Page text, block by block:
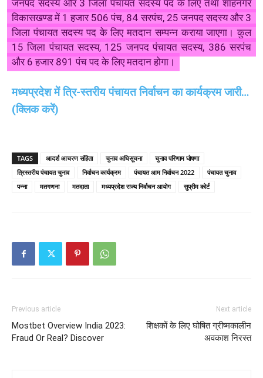
जनपद सदस्य और 3 जिला पंचायत सदस्य पद के लिए तथा शाहनगर
विकासखण्ड में 1 हजार 506 पंच, 84 सरपंच, 25 जनपद सदस्य और 3
जिला पंचायत सदस्य पद के लिए मतदान सम्पन्न कराया जाएगा। कुल
15 जिला पंचायत सदस्य, 125 जनपद पंचायत सदस्य, 386 सरपंच
और 6 हजार 891 पंच पद के लिए मतदान होगा।
मध्यप्रदेश में त्रि-स्तरीय पंचायत निर्वाचन का कार्यक्रम जारी…
(क्लिक करें)
TAGS आदर्श आचरण संहिता चुनाव अधिसूचना
चुनाव परिणाम घोषणा
त्रिस्तरीय पंचायत चुनाव
निर्वाचन कार्यक्रम पंचायत आम निर्वाचन 2022
पंचायत चुनाव
पन्ना
मतगणना मतदाता मध्यप्रदेश राज्य निर्वाचन आयोग सुप्रीम कोर्ट
Previous article
Mostbet Overview India 2023:
Fraud Or Real? Discover
Next article
शिक्षकों के लिए घोषित ग्रीष्मकालीन
अवकाश निरस्त